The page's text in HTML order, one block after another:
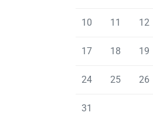
10 11 12
17 18 19
24 25 26
31